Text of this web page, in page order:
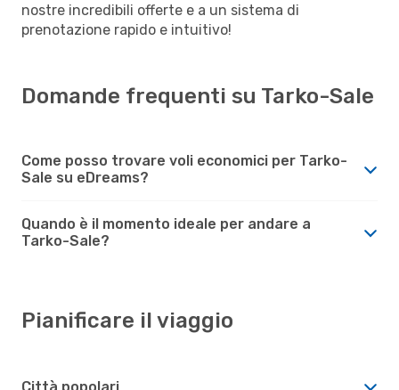
nostre incredibili offerte e a un sistema di
prenotazione rapido e intuitivo!
Domande frequenti su Tarko-Sale
Come posso trovare voli economici per Tarko-
Sale su eDreams?
Quando è il momento ideale per andare a
Tarko-Sale?
Pianificare il viaggio